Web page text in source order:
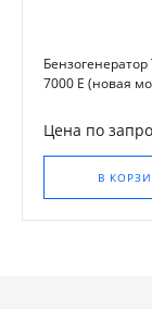
Бензогенератор
7000 E (новая
Цена по
В